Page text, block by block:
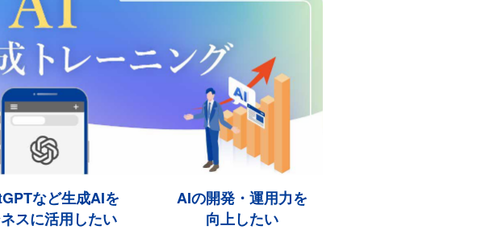
など生成AIを
スに活用したい
AIの開発・運用力を
向上したい